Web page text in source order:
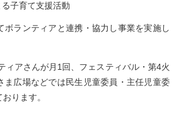
子育て支援活動
ボランティアと連携・協力し事業を実施し
さんが月1回、フェスティバル・第4火
ま広場などでは民生児童委員・主任児童委
ります。